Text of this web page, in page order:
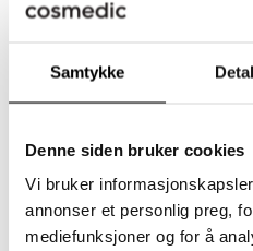
Samtykke
Denne siden bruker cookies
Vi bruker
annonser et personlig preg,
mediefunksjoner og for å
NATURAL FAIR
NATURAL MEDIUM
COCOA MEDIUM BEIGE